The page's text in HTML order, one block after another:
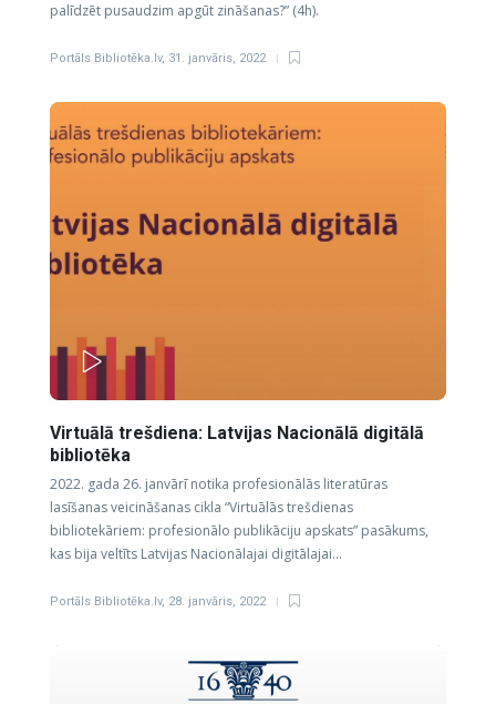
palīdzēt pusaudzim apgūt zināšanas?” (4h).
Portāls Bibliotēka.lv, 31. janvāris, 2022
Virtuālā trešdiena: Latvijas Nacionālā digitālā
bibliotēka
2022. gada 26. janvārī notika profesionālās literatūras
lasīšanas veicināšanas cikla “Virtuālās trešdienas
bibliotekāriem: profesionālo publikāciju apskats” pasākums,
kas bija veltīts Latvijas Nacionālajai digitālajai…
Portāls Bibliotēka.lv, 28. janvāris, 2022